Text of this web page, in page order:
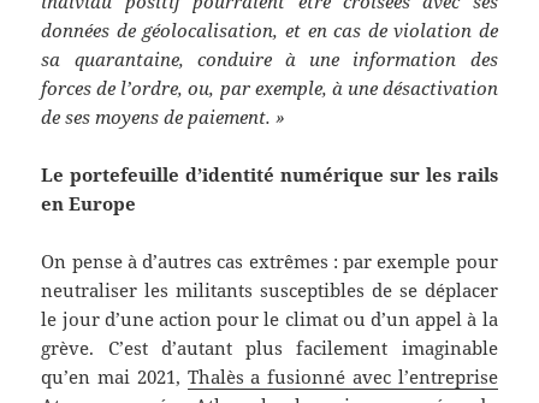
données de géolocalisation, et en cas de violation de
sa quarantaine, conduire à une information des
forces de l’ordre, ou, par exemple, à une désactivation
de ses moyens de paiement. »
Le portefeuille d’identité numérique sur les rails
en Europe
On pense à d’autres cas extrêmes : par exemple pour
neutraliser les militants susceptibles de se déplacer
le jour d’une action pour le climat ou d’un appel à la
grève. C’est d’autant plus facilement imaginable
qu’en mai 2021, Thalès a fusionné avec l’entreprise